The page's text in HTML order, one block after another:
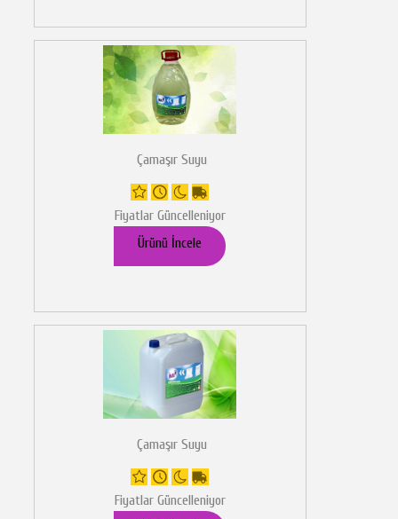
Çamaşır Suyu
Fiyatlar Güncelleniyor
Ürünü İncele
Çamaşır Suyu
Fiyatlar Güncelleniyor